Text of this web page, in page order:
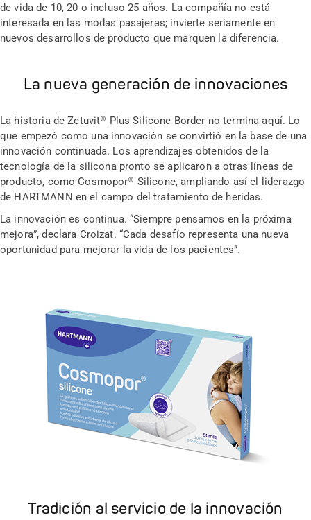
de vida de 10, 20 o incluso 25 años. La compañía no está
interesada en las modas pasajeras; invierte seriamente en
nuevos desarrollos de producto que marquen la diferencia.
La nueva generación de innovaciones
La historia de Zetuvit® Plus Silicone Border no termina aquí. Lo
que empezó como una innovación se convirtió en la base de una
innovación continuada. Los aprendizajes obtenidos de la
tecnología de la silicona pronto se aplicaron a otras líneas de
producto, como Cosmopor® Silicone, ampliando así el liderazgo
de HARTMANN en el campo del tratamiento de heridas.
La innovación es continua. “Siempre pensamos en la próxima
mejora”, declara Croizat. “Cada desafío representa una nueva
oportunidad para mejorar la vida de los pacientes”.
Tradición al servicio de la innovación